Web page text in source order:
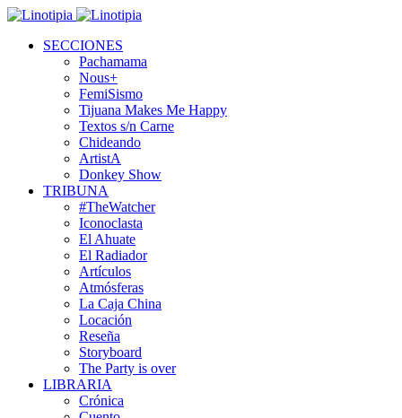
SECCIONES
Pachamama
Nous+
FemiSismo
Tijuana Makes Me Happy
Textos s/n Carne
Chideando
ArtistA
Donkey Show
TRIBUNA
#TheWatcher
Iconoclasta
El Ahuate
El Radiador
Artículos
Atmósferas
La Caja China
Locación
Reseña
Storyboard
The Party is over
LIBRARIA
Crónica